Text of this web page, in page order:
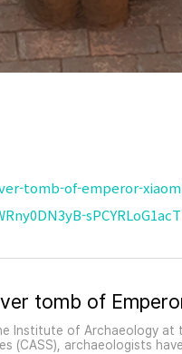
tomb-of-emperor-
Institute of Archaeology at
(CASS), archaeologists